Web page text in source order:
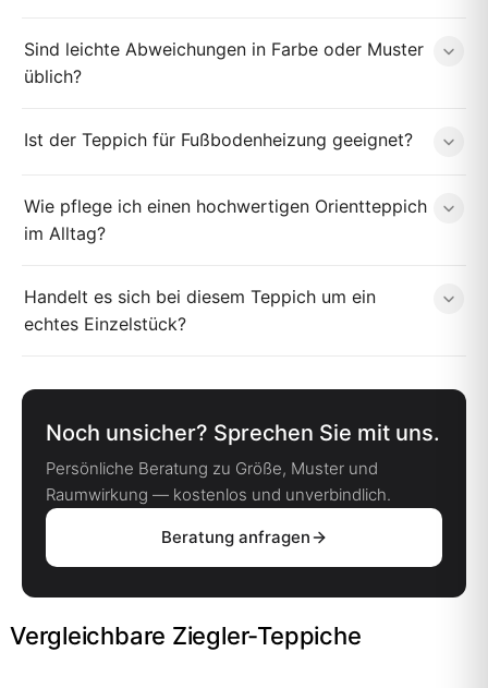
Sind leichte Abweichungen in Farbe oder Muster
üblich?
Ist der Teppich für Fußbodenheizung geeignet?
Wie pflege ich einen hochwertigen Orientteppich
im Alltag?
Handelt es sich bei diesem Teppich um ein
echtes Einzelstück?
Noch unsicher? Sprechen Sie mit uns.
Persönliche Beratung zu Größe, Muster und
Raumwirkung — kostenlos und unverbindlich.
Beratung anfragen
Vergleichbare Ziegler-Teppiche